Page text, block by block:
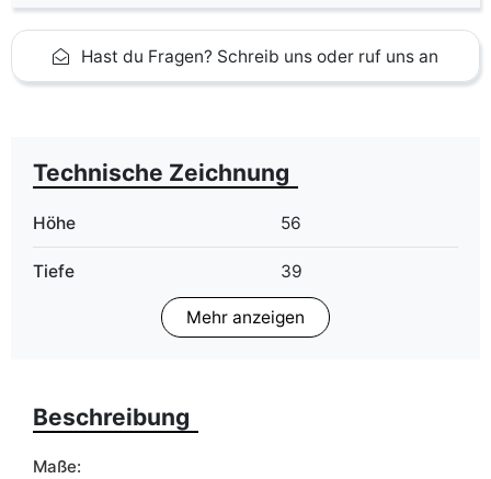
Hast du Fragen? Schreib uns oder ruf uns an
Technische Zeichnung
Höhe 56
Tiefe 39
Matt
Mehr anzeigen
Beschreibung
Maße: